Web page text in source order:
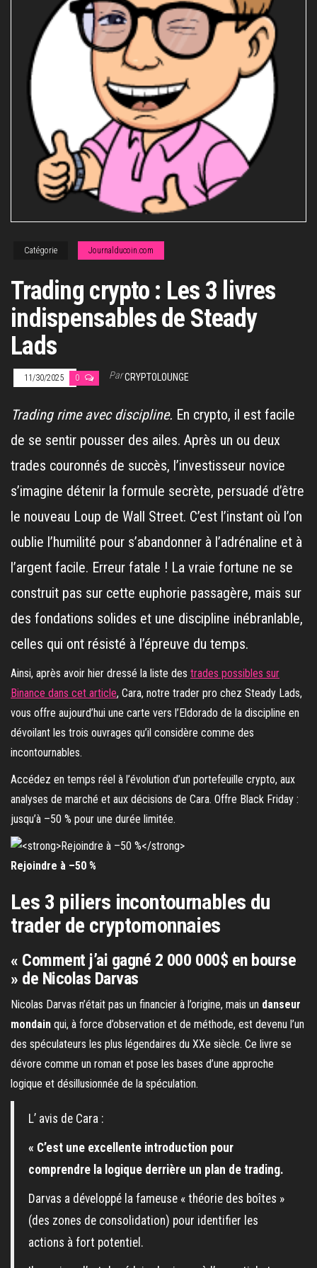
Catégorie Journalducoin.com
Trading crypto : Les 3 livres
indispensables de Steady
Lads
11/30/2025 0 ParCRYPTOLOUNGE
Trading rime avec discipline. En crypto, il est facile
de se sentir pousser des ailes. Après un ou deux
trades couronnés de succès, l’investisseur novice
s’imagine détenir la formule secrète, persuadé d’être
le nouveau Loup de Wall Street. C’est l’instant où l’on
oublie l’humilité pour s’abandonner à l’adrénaline et à
l’argent facile. Erreur fatale ! La vraie fortune ne se
construit pas sur cette euphorie passagère, mais sur
des fondations solides et une discipline inébranlable,
celles qui ont résisté à l’épreuve du temps.
Ainsi, après avoir hier dressé la liste des trades possibles sur
Binance dans cet article, Cara, notre trader pro chez Steady Lads,
vous offre aujourd’hui une carte vers l’Eldorado de la discipline en
dévoilant les trois ouvrages qu’il considère comme des
incontournables.
Accédez en temps réel à l’évolution d’un portefeuille crypto, aux
analyses de marché et aux décisions de Cara. Offre Black Friday :
jusqu’à –50 % pour une durée limitée.
Rejoindre à –50 %
Les 3 piliers incontournables du
trader de cryptomonnaies
« Comment j’ai gagné 2 000 000$ en bourse
» de Nicolas Darvas
Nicolas Darvas n’était pas un financier à l’origine, mais un danseur
mondain qui, à force d’observation et de méthode, est devenu l’un
des spéculateurs les plus légendaires du XXe siècle. Ce livre se
dévore comme un roman et pose les bases d’une approche
logique et désillusionnée de la spéculation.
L’ avis de Cara :
« C’est une excellente introduction pour
comprendre la logique derrière un plan de trading.
Darvas a développé la fameuse « théorie des boîtes »
(des zones de consolidation) pour identifier les
actions à fort potentiel.